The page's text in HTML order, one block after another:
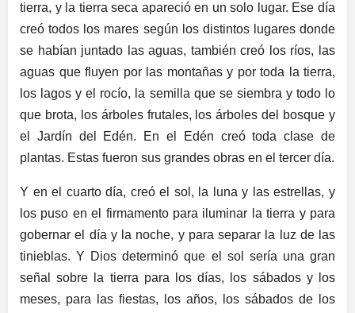
tierra, y la tierra seca apareció en un solo lugar. Ese día
creó todos los mares según los distintos lugares donde
se habían juntado las aguas, también creó los ríos, las
aguas que fluyen por las montañas y por toda la tierra,
los lagos y el rocío, la semilla que se siembra y todo lo
que brota, los árboles frutales, los árboles del bosque y
el Jardín del Edén. En el Edén creó toda clase de
plantas. Estas fueron sus grandes obras en el tercer día.
Y en el cuarto día, creó el sol, la luna y las estrellas, y
los puso en el firmamento para iluminar la tierra y para
gobernar el día y la noche, y para separar la luz de las
tinieblas. Y Dios determinó que el sol sería una gran
señal sobre la tierra para los días, los sábados y los
meses, para las fiestas, los años, los sábados de los